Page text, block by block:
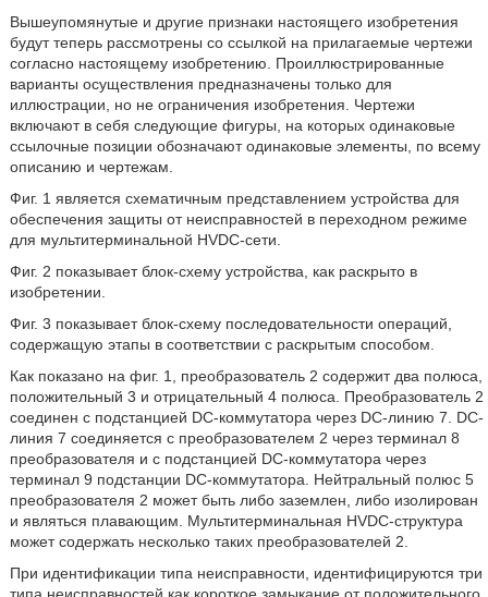
Вышеупомянутые и другие признаки настоящего изобретения
будут теперь рассмотрены со ссылкой на прилагаемые чертежи
согласно настоящему изобретению. Проиллюстрированные
варианты осуществления предназначены только для
иллюстрации, но не ограничения изобретения. Чертежи
включают в себя следующие фигуры, на которых одинаковые
ссылочные позиции обозначают одинаковые элементы, по всему
описанию и чертежам.
Фиг. 1 является схематичным представлением устройства для
обеспечения защиты от неисправностей в переходном режиме
для мультитерминальной HVDC-сети.
Фиг. 2 показывает блок-схему устройства, как раскрыто в
изобретении.
Фиг. 3 показывает блок-схему последовательности операций,
содержащую этапы в соответствии с раскрытым способом.
Как показано на фиг. 1, преобразователь 2 содержит два полюса,
положительный 3 и отрицательный 4 полюса. Преобразователь 2
соединен с подстанцией DC-коммутатора через DC-линию 7. DC-
линия 7 соединяется с преобразователем 2 через терминал 8
преобразователя и с подстанцией DC-коммутатора через
терминал 9 подстанции DC-коммутатора. Нейтральный полюс 5
преобразователя 2 может быть либо заземлен, либо изолирован
и являться плавающим. Мультитерминальная HVDC-структура
может содержать несколько таких преобразователей 2.
При идентификации типа неисправности, идентифицируются три